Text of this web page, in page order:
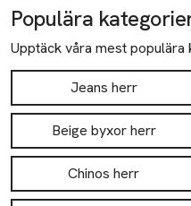
Populära
Upptäck våra mest populära
Jeans herr
Beige byxor herr
Chinos herr